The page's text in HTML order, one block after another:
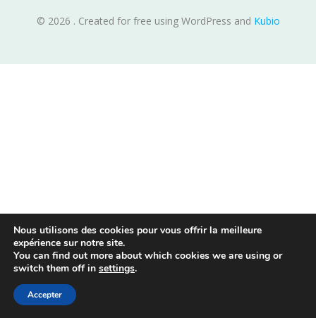
© 2026 . Created for free using WordPress and Kubio
Nous utilisons des cookies pour vous offrir la meilleure
expérience sur notre site.
You can find out more about which cookies we are using or
switch them off in settings.
Accepter